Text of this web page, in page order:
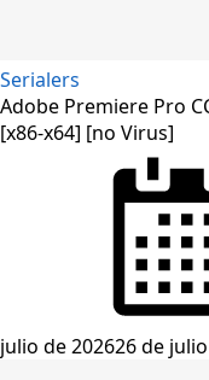
Serialers
Adobe Premiere Pro
[x86-x64] [no Virus]
julio de 202626 de